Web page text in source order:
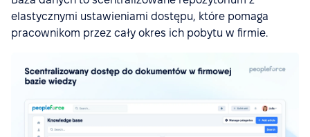
elastycznymi ustawieniami dostępu, które pomaga
pracownikom przez cały okres ich pobytu w firmie.